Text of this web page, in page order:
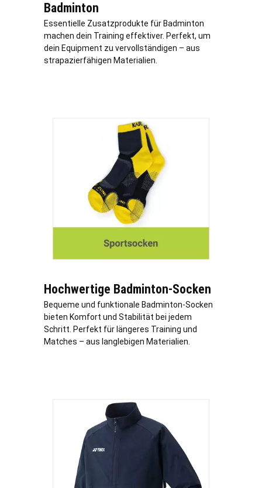
Badminton
Essentielle Zusatzprodukte für Badminton
machen dein Training effektiver. Perfekt, um
dein Equipment zu vervollständigen – aus
strapazierfähigen Materialien.
Hochwertige Badminton-Socken
Bequeme und funktionale Badminton-Socken
bieten Komfort und Stabilität bei jedem
Schritt. Perfekt für längeres Training und
Matches – aus langlebigen Materialien.